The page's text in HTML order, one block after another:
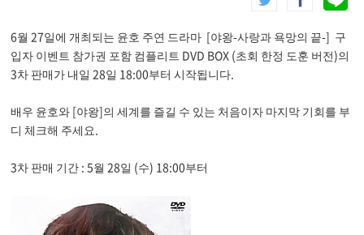
SPECIAL
6월 27일에 개최되는 윤호 주연 드라마 [야왕-사랑과 욕망의 끝-] 구
입자 이벤트 참가권 포함 컴플리트 DVD BOX (초회 한정 도훈 버전)의
3차 판매가 내일 28일 18:00부터 시작됩니다.
배우 윤호와 [야왕]의 세계를 즐길 수 있는 처음이자 마지막 기회를 부
디 체크해 주세요.
3차 판매 기간 : 5월 28일 (수) 18:00부터